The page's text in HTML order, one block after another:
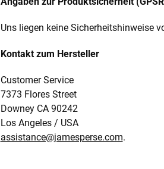
Uns liegen keine Sicherheitshinweise
Kontakt zum Hersteller
Customer Service
7373 Flores Street
Downey CA 90242
Los Angeles / USA
assistance@jamesperse.com.